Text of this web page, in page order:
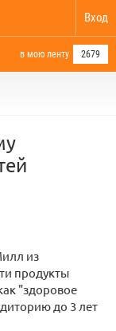
Вход
в мою ленту 2679
из
продукты
"здоровое
до 3 лет